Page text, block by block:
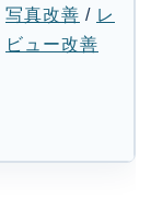
写真改善 / レ
ビュー改善